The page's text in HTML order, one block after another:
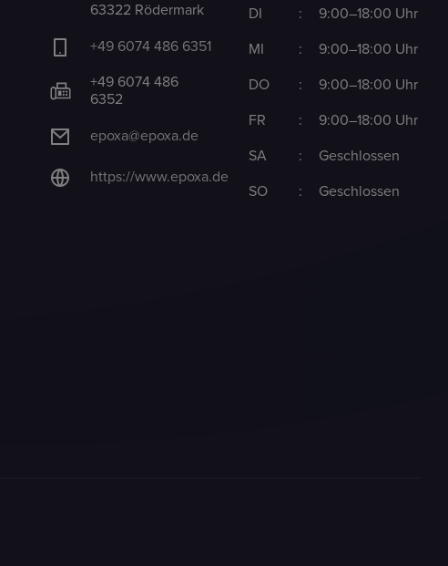
63322 Rödermark
+49 6074 486 6351
+49 6074 486
6352
epoxa@epoxa.de
https://www.epoxa.de
DI : 9:00–18:00 Uhr
MI : 9:00–18:00 Uhr
DO : 9:00–18:00 Uhr
FR : 9:00–18:00 Uhr
SA : Geschlossen
SO : Geschlossen